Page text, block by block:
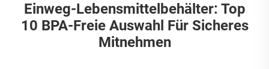
Einweg-Lebensmittelbehälter: Top
10 BPA-Freie Auswahl Für Sicheres
Mitnehmen